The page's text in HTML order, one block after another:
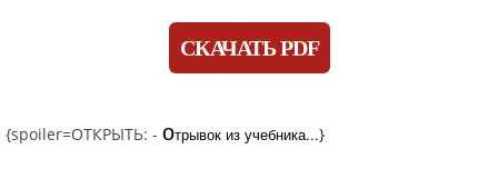
СКАЧАТЬ PDF
{spoiler=ОТКРЫТЬ: - отрывок из учебника...}